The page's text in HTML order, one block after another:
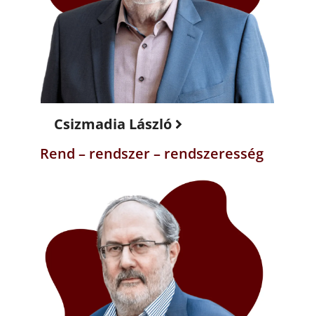
Csizmadia László
Rend – rendszer – rendszeresség